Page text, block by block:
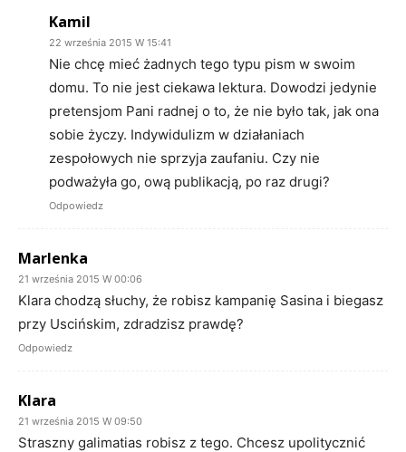
Kamil
22 września 2015 W 15:41
Nie chcę mieć żadnych tego typu pism w swoim
domu. To nie jest ciekawa lektura. Dowodzi jedynie
pretensjom Pani radnej o to, że nie było tak, jak ona
sobie życzy. Indywidulizm w działaniach
zespołowych nie sprzyja zaufaniu. Czy nie
podważyła go, ową publikacją, po raz drugi?
Odpowiedz
Marlenka
21 września 2015 W 00:06
Klara chodzą słuchy, że robisz kampanię Sasina i biegasz
przy Uscińskim, zdradzisz prawdę?
Odpowiedz
Klara
21 września 2015 W 09:50
Straszny galimatias robisz z tego. Chcesz upolitycznić